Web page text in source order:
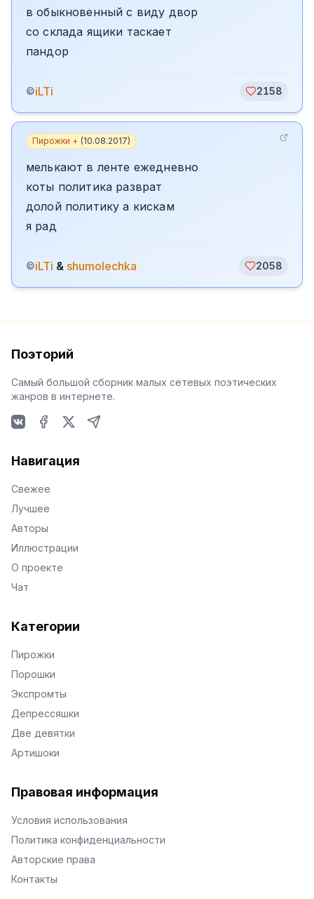
в обыкновенный с виду двор
со склада ящики таскает
пандор
©iLTi 2158
Пирожки + (10.08.2017)
мелькают в ленте ежедневно
коты политика разврат
долой политику а кискам
я рад
©iLTi & shumolechka 2058
Поэторий
Самый большой сборник малых сетевых поэтических
жанров в интернете.
Навигация
Свежее
Лучшее
Авторы
Иллюстрации
О проекте
Чат
Категории
Пирожки
Порошки
Экспромты
Депрессяшки
Две девятки
Артишоки
Правовая информация
Условия использования
Политика конфиденциальности
Авторские права
Контакты